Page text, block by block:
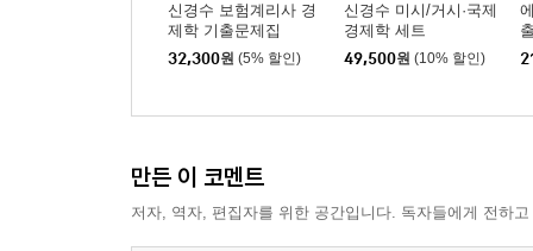
Unit 22. 후생경제학
신경수 보험계리사 경
제학 기출문제집
32,300원 (5% 할인)
신경수 미시/거시·국제
경제학 세트
49,500원 (10% 할인)
만든 이 코멘트
저자, 역자, 편집자를 위한 공간입니다. 독자들에게 전하